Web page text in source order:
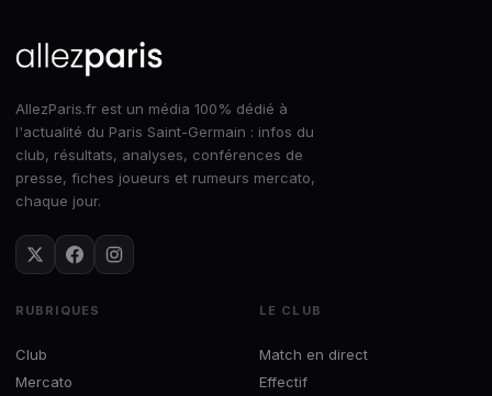
AllezParis.fr est un média 100% dédié à
l'actualité du Paris Saint-Germain : infos du
club, résultats, analyses, conférences de
presse, fiches joueurs et rumeurs mercato,
chaque jour.
RUBRIQUES
Club
Mercato
LE CLUB
Match en direct
Effectif